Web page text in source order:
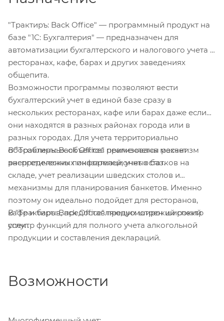
"Трактиръ: Back Office" — программный продукт на
базе "1С: Бухгалтерия" — предназначен для
автоматизации бухгалтерского и налогового учета в
ресторанах, кафе, барах и других заведениях
общепита.
Возможности программы позволяют вести
бухгалтерский учет в единой базе сразу в
нескольких ресторанах, кафе или барах даже если
они находятся в разных районах города или в
разных городах. Для учета территориально
обособленных объектов применяется механизм
распределенных информационных баз.
В "Трактиръ: Back Office" реализованы расчет
энергетических показателей, учет остатков на
складе, учет реализации шведских столов и
механизмы для планирования банкетов. Именно
поэтому он идеально подойдет для ресторанов,
кафе и баров, предоставляющих широкий спектр
услуг.
В "Трактиръ: Back Office" предусмотрен широкий
спектр функций для полного учета алкогольной
продукции и составления деклараций.
Возможности